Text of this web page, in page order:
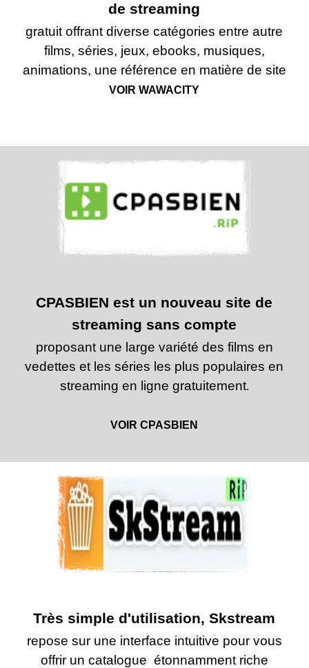
de streaming
gratuit offrant diverse catégories entre autre
films, séries, jeux, ebooks, musiques,
animations, une référence en matière de site
VOIR WAWACITY
CPASBIEN est un nouveau site de
streaming sans compte
proposant une large variété des films en
vedettes et les séries les plus populaires en
streaming en ligne gratuitement.
VOIR CPASBIEN
Très simple d'utilisation, Skstream
repose sur une interface intuitive pour vous
offrir un catalogue étonnamment riche